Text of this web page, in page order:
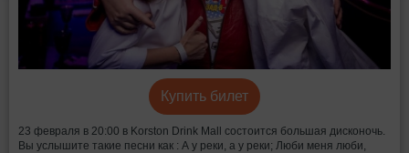
Купить билет
23 февраля в 20:00 в Korston Drink Mall состоится большая дисконочь.
Вы услышите такие песни как : А у реки, а у реки; Люби меня люби,